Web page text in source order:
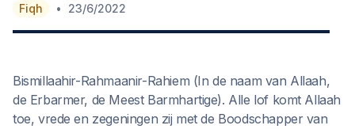
Fiqh • 23/6/2022
Bismillaahir-Rahmaanir-Rahiem (In de naam van Allaah,
de Erbarmer, de Meest Barmhartige). Alle lof komt Allaah
toe, vrede en zegeningen zij met de Boodschapper van